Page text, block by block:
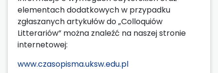
elementach dodatkowych w przypadku
zgłaszanych artykułów do „Colloquiów
Litterariów” można znaleźć na naszej stronie
internetowej:
www.czasopisma.uksw.edu.pl